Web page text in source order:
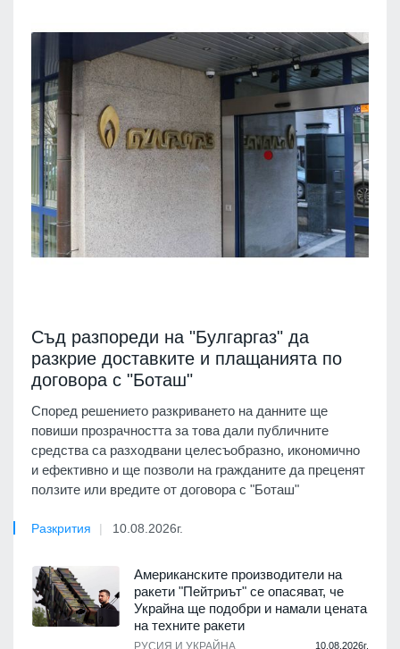
Съд разпореди на "Булгаргаз" да
разкрие доставките и плащанията по
договора с "Боташ"
Според решението разкриването на данните ще
повиши прозрачността за това дали публичните
средства са разходвани целесъобразно, икономично
и ефективно и ще позволи на гражданите да преценят
ползите или вредите от договора с "Боташ"
Разкрития 10.08.2026г.
Американските производители на
ракети "Пейтриът" се опасяват, че
Украйна ще подобри и намали цената
на техните ракети
РУСИЯ И УКРАЙНА 10.08.2026г.